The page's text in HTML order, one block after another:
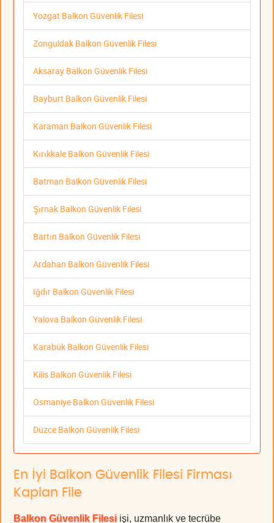
Yozgat Balkon Güvenlik Filesi
Zonguldak Balkon Güvenlik Filesi
Aksaray Balkon Güvenlik Filesi
Bayburt Balkon Güvenlik Filesi
Karaman Balkon Güvenlik Filesi
Kırıkkale Balkon Güvenlik Filesi
Batman Balkon Güvenlik Filesi
Şırnak Balkon Güvenlik Filesi
Bartın Balkon Güvenlik Filesi
Ardahan Balkon Güvenlik Filesi
Iğdır Balkon Güvenlik Filesi
Yalova Balkon Güvenlik Filesi
Karabük Balkon Güvenlik Filesi
Kilis Balkon Güvenlik Filesi
Osmaniye Balkon Güvenlik Filesi
Düzce Balkon Güvenlik Filesi
En İyi Balkon Güvenlik Filesi Firması
Kaplan File
Balkon Güvenlik Filesi işi, uzmanlık ve tecrübe